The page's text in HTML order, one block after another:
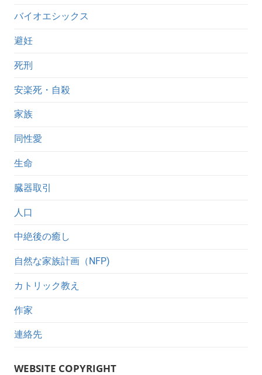
バイオエシックス
避妊
死刑
安楽死・自殺
家族
同性愛
生命
臓器取引
人口
中絶後の癒し
自然な家族計画（NFP)
カトリック教え
作家
連絡先
WEBSITE COPYRIGHT